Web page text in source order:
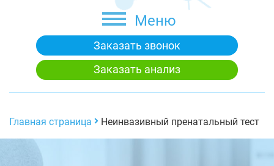
Меню
Заказать звонок
Заказать анализ
Главная страница Неинвазивный пренатальный тест